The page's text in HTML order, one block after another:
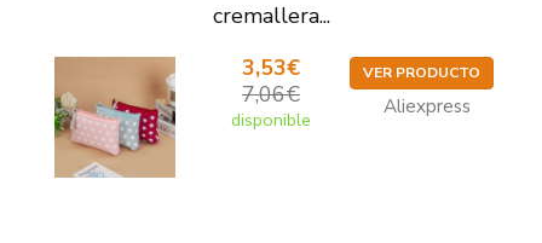
cremallera...
3,53€
7,06€
disponible
VER PRODUCTO
Aliexpress